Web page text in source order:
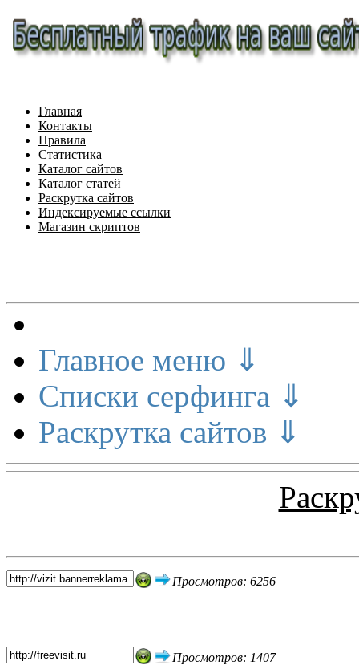
Главная
Контакты
Правила
Статистика
Каталог сайтов
Каталог статей
Раскрутка сайтов
Индексируемые ссылки
Магазин скриптов
Главное меню ⇓
Списки серфинга ⇓
Раскрутка сайтов ⇓
Просмотров: 6256
Просмотров: 1407